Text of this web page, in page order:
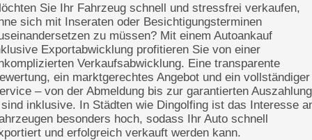
Sie Ihr Fahrzeug schnell und stressfrei verkaufen,
sich mit Inseraten oder Besichtigungsterminen
zu müssen? Mit einem Autoankauf
Exportabwicklung profitieren Sie von einer
Verkaufsabwicklung. Eine transparente
ein marktgerechtes Angebot und ein vollständiger
– von der Abmeldung bis zur garantierten Auszahlung
inklusive. In Städten wie Dingolfing ist das Interesse
besonders hoch, sodass Ihr Auto schnell
und erfolgreich verkauft werden kann.